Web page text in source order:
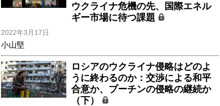
ウクライナ危機の先、国際エネル
ギー市場に待つ課題
2022年3月17日
小山堅
ロシアのウクライナ侵略はどのよ
うに終わるのか：交渉による和平
合意か、プーチンの侵略の継続か
（下）